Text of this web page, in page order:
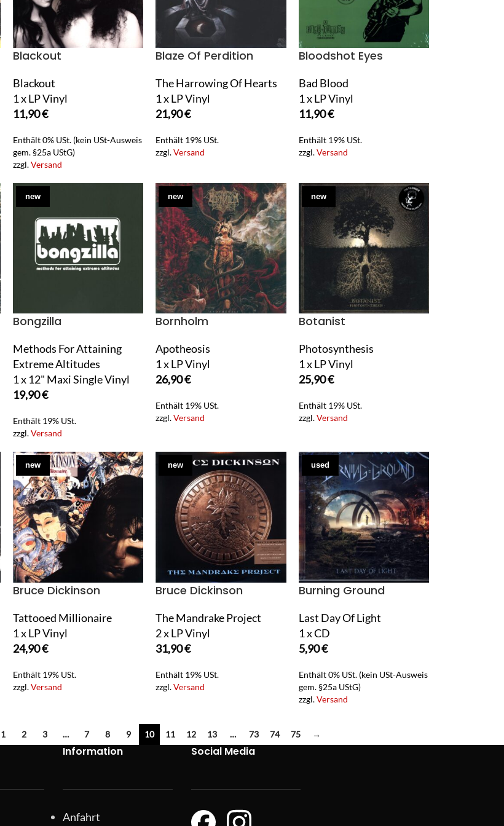
Blackout
Blackout
1 x LP Vinyl
11,90€
Enthält 0% USt. (kein USt-Ausweis
gem. §25a UStG)
zzgl.Versand
Blaze Of Perdition
The Harrowing Of Hearts
1 x LP Vinyl
21,90€
Enthält 19% USt.
zzgl.Versand
Bloodshot Eyes
Bad Blood
1 x LP Vinyl
11,90€
Enthält 19% USt.
zzgl.Versand
new
Bongzilla
Methods For Attaining
Extreme Altitudes
1 x 12" Maxi Single Vinyl
19,90€
Enthält 19% USt.
zzgl.Versand
new
Bornholm
Apotheosis
1 x LP Vinyl
26,90€
Enthält 19% USt.
zzgl.Versand
new
Botanist
Photosynthesis
1 x LP Vinyl
25,90€
Enthält 19% USt.
zzgl.Versand
new
Bruce Dickinson
Tattooed Millionaire
1 x LP Vinyl
24,90€
Enthält 19% USt.
zzgl.Versand
new
Bruce Dickinson
The Mandrake Project
2 x LP Vinyl
31,90€
Enthält 19% USt.
zzgl.Versand
used
Burning Ground
Last Day Of Light
1 x CD
5,90€
Enthält 0% USt. (kein USt-Ausweis
gem. §25a UStG)
zzgl.Versand
1 2 3 … 7 8 9 10 11 12 13 … 73 74 75 →
Information
Anfahrt
Social Media